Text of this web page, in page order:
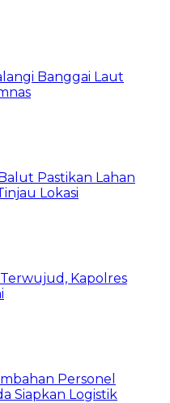
Banggai Laut
Pastikan Lahan
Lokasi
Kapolres
Personel
Siapkan Logistik